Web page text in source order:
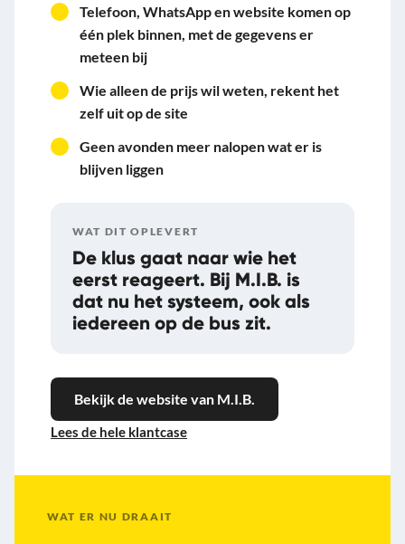
Telefoon, WhatsApp en website komen op
één plek binnen, met de gegevens er
meteen bij
Wie alleen de prijs wil weten, rekent het
zelf uit op de site
Geen avonden meer nalopen wat er is
blijven liggen
WAT DIT OPLEVERT
De klus gaat naar wie het
eerst reageert. Bij M.I.B. is
dat nu het systeem, ook als
iedereen op de bus zit.
Bekijk de website van M.I.B.
Lees de hele klantcase
WAT ER NU DRAAIT